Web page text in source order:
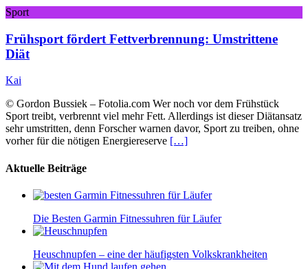
Sport
Frühsport fördert Fettverbrennung: Umstrittene
Diät
Kai
© Gordon Bussiek – Fotolia.com Wer noch vor dem Frühstück
Sport treibt, verbrennt viel mehr Fett. Allerdings ist dieser Diätansatz
sehr umstritten, denn Forscher warnen davor, Sport zu treiben, ohne
vorher für die nötigen Energiereserve […]
Aktuelle Beiträge
Die Besten Garmin Fitnessuhren für Läufer
Heuschnupfen – eine der häufigsten Volkskrankheiten